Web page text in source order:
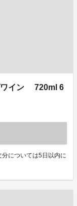
ワイン 720ml 6
については5日以内に